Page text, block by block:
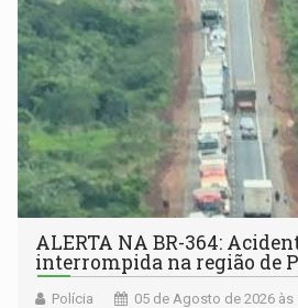
ALERTA NA BR-364:
interrompida na região de
Polícia 05 de Agosto de 2026 às